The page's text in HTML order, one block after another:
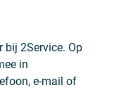
bij 2Service. Op
in
e-mail of